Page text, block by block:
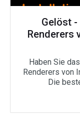
Gelöst
Renderers
Haben Sie
Renderers von
Die